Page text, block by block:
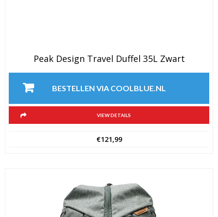
Peak Design Travel Duffel 35L Zwart
BESTELLEN VIA COOLBLUE.NL
VIEW DETAILS
€121,99